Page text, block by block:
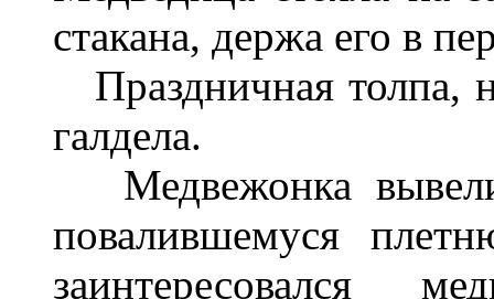
стакана, держа его в
Праздничная толпа,
галдела.
Медвежонка
повалившемуся
заинтересовался